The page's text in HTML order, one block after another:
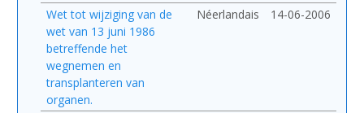
Wet tot wijziging van de
wet van 13 juni 1986
betreffende het
wegnemen en
transplanteren van
organen.
Néerlandais 14-06-2006